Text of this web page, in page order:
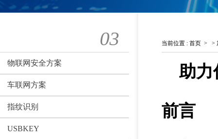
03
物联网安全方案
车联网方案
指纹识别
USBKEY
当前位置 : 首页 > >
助力
前言